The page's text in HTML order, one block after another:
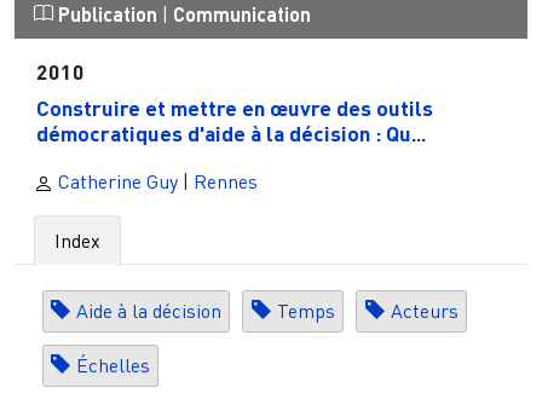
Publication | Communication
2010
Construire et mettre en œuvre des outils
démocratiques d'aide à la décision : Qu...
Catherine Guy | Rennes
Index
Aide à la décision Temps Acteurs
Échelles